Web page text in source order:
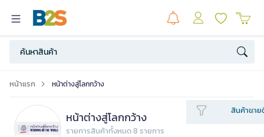
หน้าแรก หน้าต่างสู่โลกกว้าง
หน้าต่างสู่โลกกว้าง
รายการสินค้าทั้งหมด 8 รายการ
สินค้าขาย